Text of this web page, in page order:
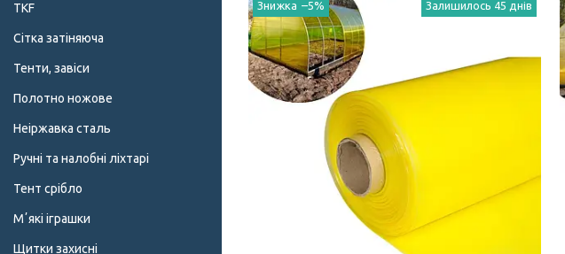
–5% Залишилось 45 днів
TKF
Сітка затіняюча
Тенти, завіси
Полотно ножове
Неіржавка сталь
Ручні та налобні ліхтарі
Тент срібло
Мʼякі іграшки
Щитки захисні